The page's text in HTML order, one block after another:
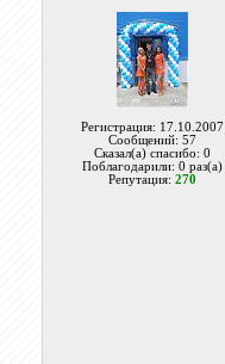
Регистрация: 17.10.2007
Сообщений: 57
Сказал(а) спасибо: 0
Поблагодарили: 0 раз(а)
Репутация:270